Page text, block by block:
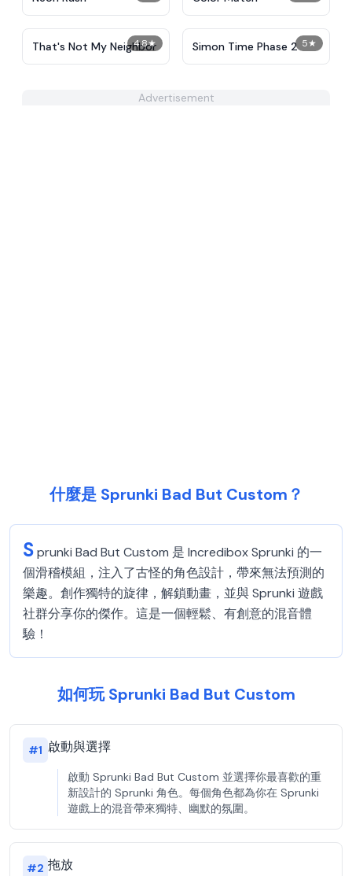
4.8★
That's Not My Neighbor 5★
Simon Time Phase 2
Advertisement
什麼是 Sprunki Bad But Custom？
Sprunki Bad But Custom 是 Incredibox Sprunki 的一
個滑稽模組，注入了古怪的角色設計，帶來無法預測的
樂趣。創作獨特的旋律，解鎖動畫，並與 Sprunki 遊戲
社群分享你的傑作。這是一個輕鬆、有創意的混音體
驗！
如何玩 Sprunki Bad But Custom
#1 啟動與選擇
啟動 Sprunki Bad But Custom 並選擇你最喜歡的重
新設計的 Sprunki 角色。每個角色都為你在 Sprunki
遊戲上的混音帶來獨特、幽默的氛圍。
#2 拖放